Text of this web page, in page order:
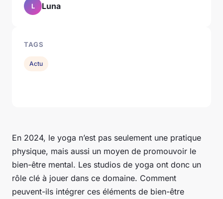
En 2024, le yoga n’est pas seulement une pratique
physique, mais aussi un moyen de promouvoir le
bien-être mental. Les studios de yoga ont donc un
rôle clé à jouer dans ce domaine. Comment
peuvent-ils intégrer ces éléments de bien-être
L Luna
TAGS
Actu